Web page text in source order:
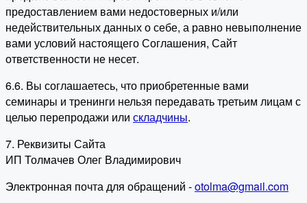
предоставлением вами недостоверных и/или
недействительных данных о себе, а равно невыполнение
вами условий настоящего Соглашения, Сайт
ответственности не несет.
6.6. Вы соглашаетесь, что приобретенные вами
семинары и тренинги нельзя передавать третьим лицам с
целью перепродажи или складчины.
7. Реквизиты Сайта
ИП Толмачев Олег Владимирович
Электронная почта для обращений -otolma@gmail.com